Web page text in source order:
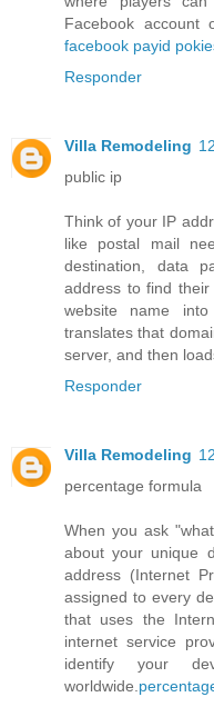
Facebook account
facebook payid
Responder
Villa Remodeling
public ip
Think of your IP
like postal mail
destination, data
address to find
website name
translates that
server, and then
Responder
Villa Remodeling
percentage formula
When you ask
about your unique
address (Internet
assigned to every
that uses the
internet service
identify your
worldwide.